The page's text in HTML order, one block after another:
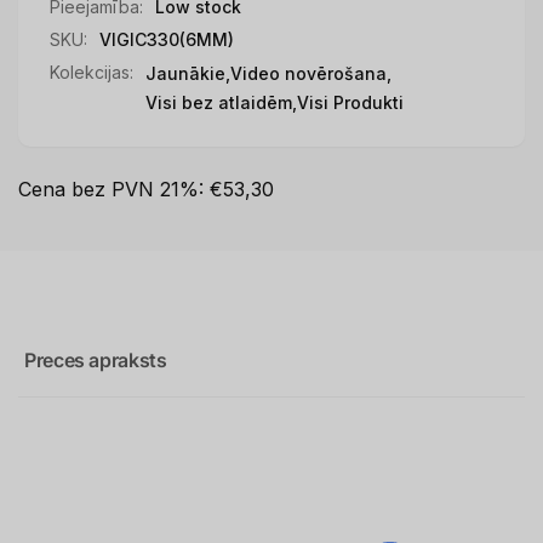
Pieejamība:
Low stock
SKU:
VIGIC330(6MM)
Kolekcijas:
Jaunākie, Video novērošana,
Visi bez atlaidēm, Visi Produkti
Cena bez PVN 21%: €53,30
Preces apraksts